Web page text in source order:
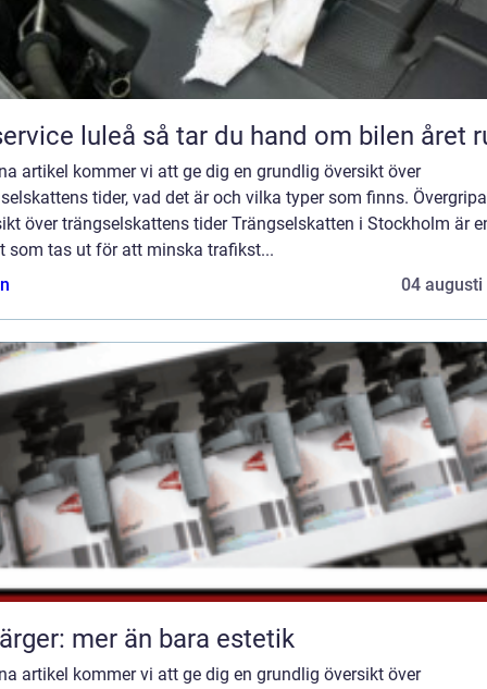
Bilservice luleå så tar du hand om bilen
artikel kommer vi att ge dig en grundlig översikt över
tider, vad det är och vilka typer som finns.
över trängselskattens tider Trängselskatten i Stockholm är
som tas ut för att minska trafikst...
04 augusti
mer än bara estetik
artikel kommer vi att ge dig en grundlig översikt över